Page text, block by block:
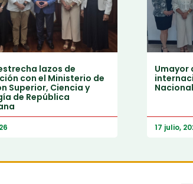
lazos de
con el Ministerio de
Superior, Ciencia y
de República
Umayor
17 julio,